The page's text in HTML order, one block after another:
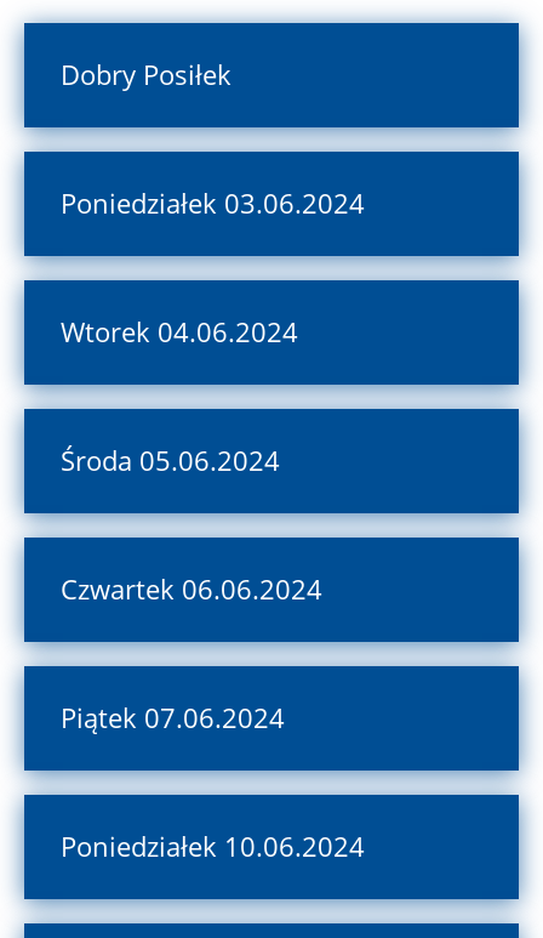
Dobry Posiłek
Poniedziałek 03.06.2024
Wtorek 04.06.2024
Środa 05.06.2024
Czwartek 06.06.2024
Piątek 07.06.2024
Poniedziałek 10.06.2024